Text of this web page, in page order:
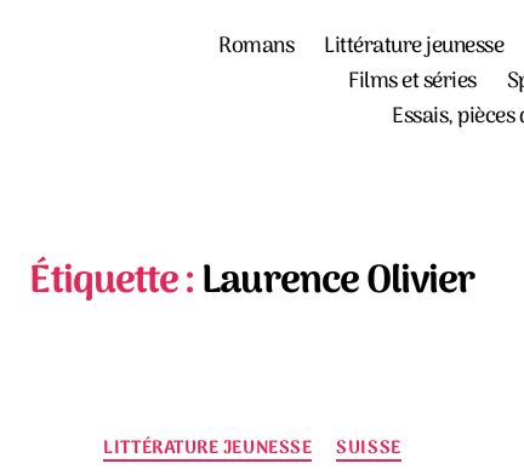
Romans Littérature jeunesse
Films et séries
Essais,
Étiquette :Laurence Olivier
Catégories
LITTÉRATURE JEUNESSE SUISSE